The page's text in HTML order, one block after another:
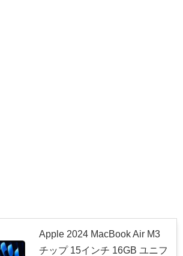
Apple 2024 MacBook Air M3
チップ 15インチ 16GB ユニフ